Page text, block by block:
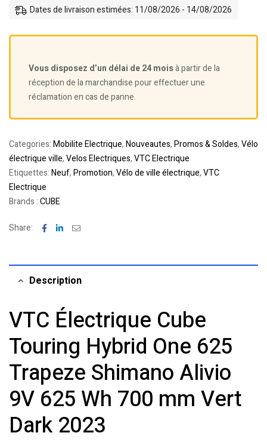
Dates de livraison estimées: 11/08/2026 - 14/08/2026
Vous disposez d’un délai de 24 moisà partir de la
réception de la marchandise pour effectuer une
réclamation en cas de panne.
Categories:Mobilite Electrique,Nouveautes,Promos & Soldes,Vélo
électrique ville,Velos Electriques,VTC Electrique
Etiquettes:Neuf,Promotion,Vélo de ville électrique,VTC
Electrique
Brands :CUBE
Share: Facebook
LinkedinEmail
Description
VTC Électrique Cube
Touring Hybrid One 625
Trapeze Shimano Alivio
9V 625 Wh 700 mm Vert
Dark 2023